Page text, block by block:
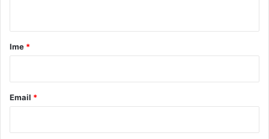
rIme *
Email *